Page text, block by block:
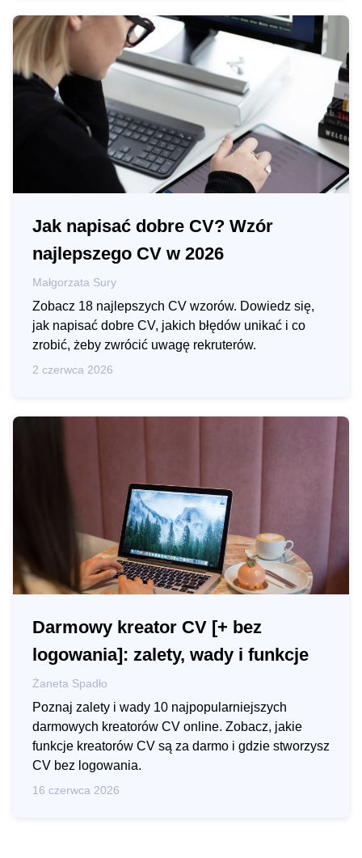
Jak napisać dobre CV? Wzór
najlepszego CV w 2026
Małgorzata Sury
Zobacz 18 najlepszych CV wzorów. Dowiedz się,
jak napisać dobre CV, jakich błędów unikać i co
zrobić, żeby zwrócić uwagę rekruterów.
2 czerwca 2026
Darmowy kreator CV [+ bez
logowania]: zalety, wady i funkcje
Żaneta Spadło
Poznaj zalety i wady 10 najpopularniejszych
darmowych kreatorów CV online. Zobacz, jakie
funkcje kreatorów CV są za darmo i gdzie stworzysz
CV bez logowania.
16 czerwca 2026